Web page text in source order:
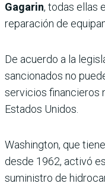
Gagarin, todas ellas
reparación de
De acuerdo a la
sancionados no
servicios financieros
Estados Unidos.
Washington, que
desde 1962, activó
suministro de